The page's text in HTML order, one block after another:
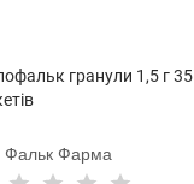
гранули 1,5 г 35
Фальк Фарма